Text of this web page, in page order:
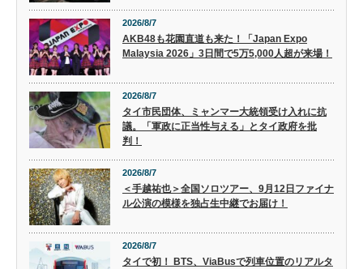
2026/8/7
AKB48も花園直道も来た！「Japan Expo
Malaysia 2026」3日間で5万5,000人超が来場！
2026/8/7
タイ市民団体、ミャンマー大統領受け入れに抗
議。「軍政に正当性与える」とタイ政府を批
判！
2026/8/7
＜手越祐也＞全国ソロツアー、9月12日ファイナ
ル公演の模様を独占生中継でお届け！
2026/8/7
タイで初！ BTS、ViaBusで列車位置のリアルタ